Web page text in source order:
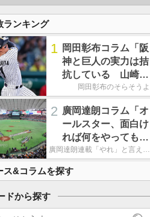
ランキング
1 岡田彰布コラム「阪
神と巨人の実力は拮
抗している 山崎、
小笠原の存在は大き
岡田彰布のそらそうよ
2 廣岡達朗コラム「オ
ールスター、面白け
れば何をやってもい
いという発想は大間
廣岡達朗連載「やれ」と言える信念
ス&コラムを探す
ドから探す